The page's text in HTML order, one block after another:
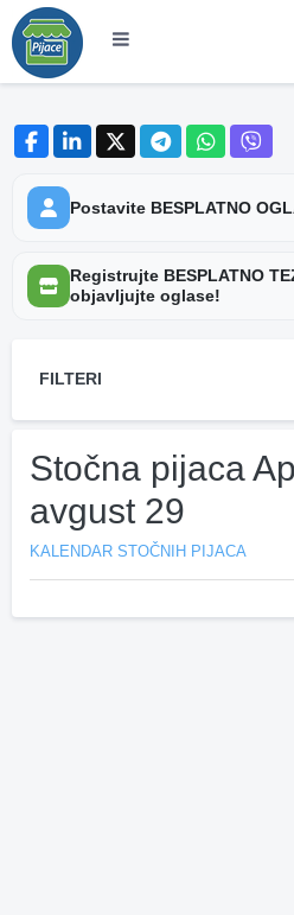
Postavite BESPLATNO
Registrujte BESPLATNO
objavljujte oglase!
FILTERI
Stočna pijaca
avgust 29
KALENDAR STOČNIH PIJACA